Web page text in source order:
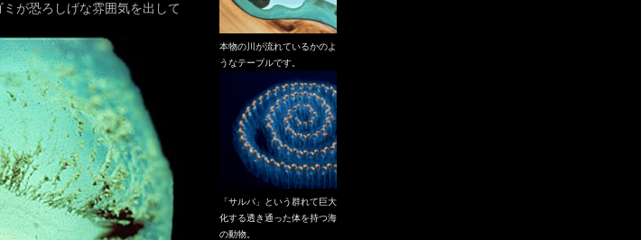
が恐ろしげな雰囲気を出して
本物の川が流れているかのよ
うなテーブルです。
「サルパ」という群れて巨大
化する透き通った体を持つ海
の動物。